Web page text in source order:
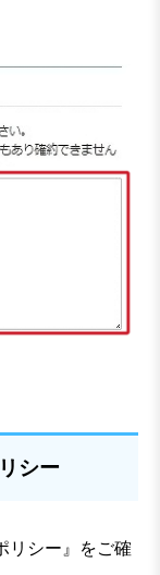
シー
リシー』をご確